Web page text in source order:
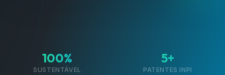
100%
SUSTENTÁVEL
5+
PATENTES INPI